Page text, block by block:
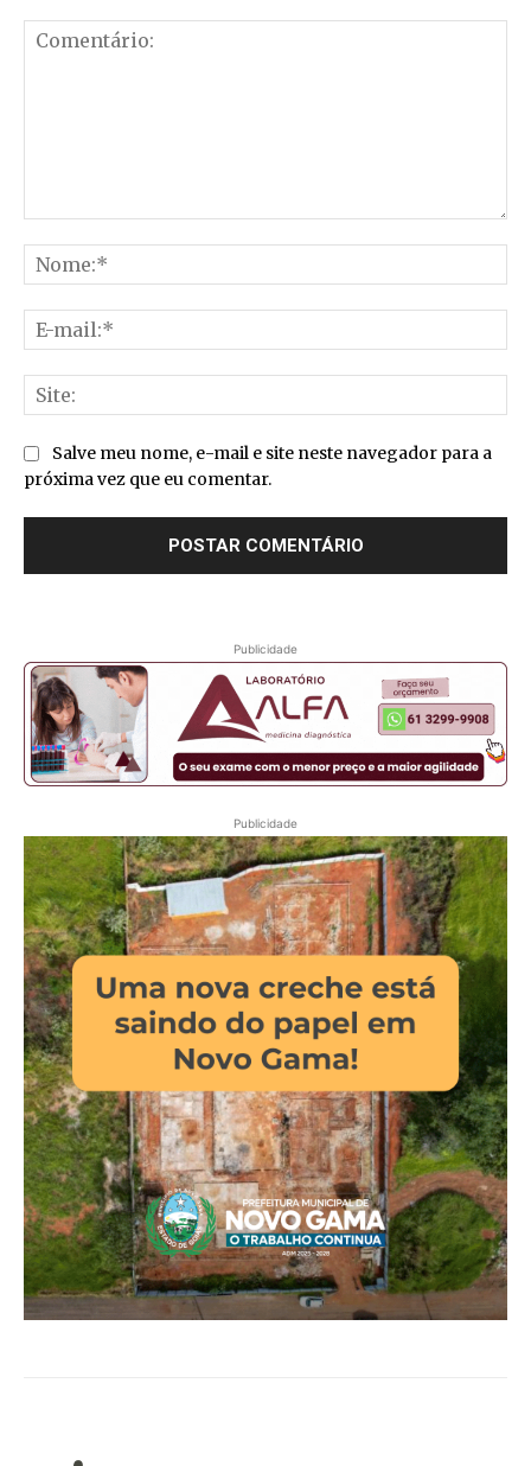
Salve meu nome, e-mail e site neste navegador para a
próxima vez que eu comentar.
Publicidade
Publicidade